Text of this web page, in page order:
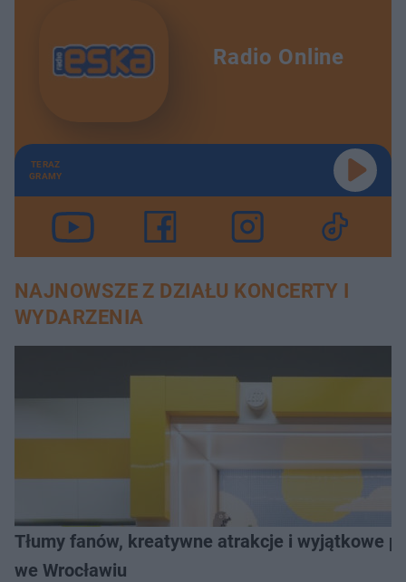
Radio Online
TERAZ
GRAMY
NAJNOWSZE Z DZIAŁU KONCERTY I
WYDARZENIA
Tłumy fanów, kreatywne atrakcje i wyjątkowe
we Wrocławiu